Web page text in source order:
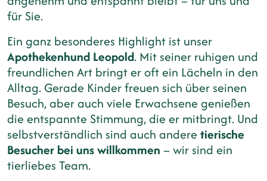
für Sie.
Ein ganz besonderes Highlight ist unser
Apothekenhund Leopold. Mit seiner ruhigen und
freundlichen Art bringt er oft ein Lächeln in den
Alltag. Gerade Kinder freuen sich über seinen
Besuch, aber auch viele Erwachsene genießen
die entspannte Stimmung, die er mitbringt. Und
selbstverständlich sind auch andere tierische
Besucher bei uns willkommen – wir sind ein
tierliebes Team.